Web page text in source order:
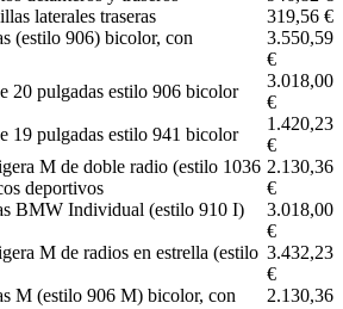
laterales traseras
319,56 €
(estilo 906) bicolor, con
3.550,59
€
20 pulgadas estilo 906 bicolor
3.018,00
€
19 pulgadas estilo 941 bicolor
1.420,23
€
M de doble radio (estilo 1036
deportivos
2.130,36
€
BMW Individual (estilo 910 I)
3.018,00
€
M de radios en estrella (estilo 3.432,23
€
M (estilo 906 M) bicolor, con
2.130,36